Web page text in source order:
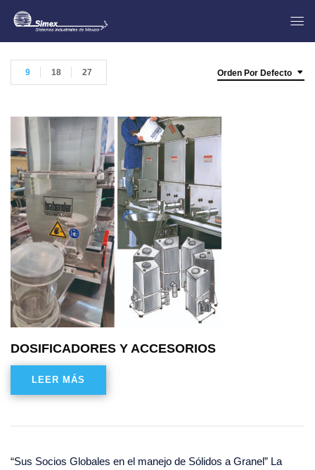
Orden Por Defecto
9 18 27
DOSIFICADORES Y ACCESORIOS
LEER MÁS
“Sus Socios Globales en el manejo de Sólidos a Granel” La